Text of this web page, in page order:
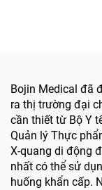
Bojin Medical đã
ra thị trường đại
cần thiết từ Bộ Y
Quản lý Thực
X-quang di động
nhất có thể sử
huống khẩn cấp.